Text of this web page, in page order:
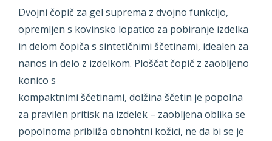
Dvojni čopič za gel suprema z dvojno funkcijo,
opremljen s kovinsko lopatico za pobiranje izdelka
in delom čopiča s sintetičnimi ščetinami, idealen za
nanos in delo z izdelkom. Ploščat čopič z zaobljeno
konico s
kompaktnimi ščetinami, dolžina ščetin je popolna
za pravilen pritisk na izdelek – zaobljena oblika se
popolnoma približa obnohtni kožici, ne da bi se je